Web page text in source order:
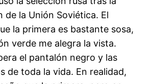
de la Unión Soviética. El
la primera es bastante sosa,
verde me alegra la vista.
el pantalón negro y las
de toda la vida. En realidad,